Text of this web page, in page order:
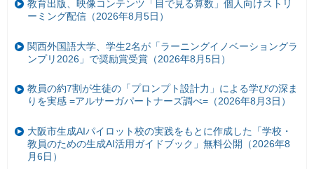
教育出版、映像コンテンツ「目で見る算数」個人向けストリ
ーミング配信（2026年8月5日）
関西外国語大学、学生2名が「ラーニングイノベーショングラ
ンプリ2026」で奨励賞受賞（2026年8月5日）
教員の約7割が生徒の「プロンプト設計力」による学びの深ま
りを実感 =アルサーガパートナーズ調べ=（2026年8月3日）
大阪市生成AIパイロット校の実践をもとに作成した「学校・
教員のための生成AI活用ガイドブック」無料公開（2026年8
月6日）